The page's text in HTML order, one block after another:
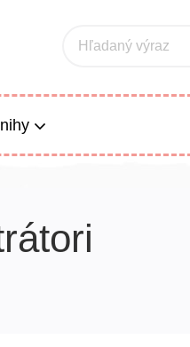
Hľadaný výraz
Poézia